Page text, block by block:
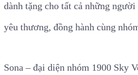
dành tặng cho tất cả những
yêu thương, đồng hành cùng
Sona – đại diện nhóm 1900 Sky